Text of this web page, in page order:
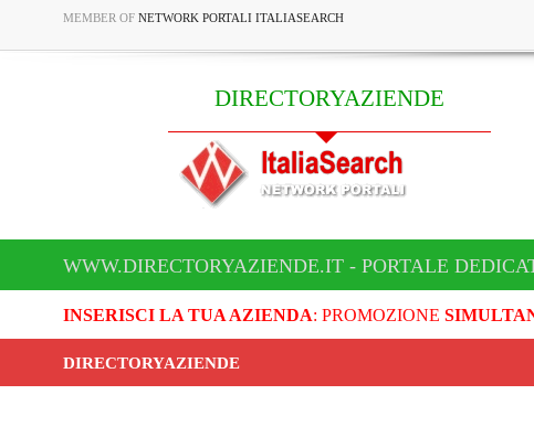
MEMBER OF NETWORK PORTALI ITALIASEARCH
DIRECTORYAZIENDE
WWW.DIRECTORYAZIENDE.IT - PORTALE
INSERISCI LA TUA AZIENDA: PROMOZIONE
DIRECTORYAZIENDE